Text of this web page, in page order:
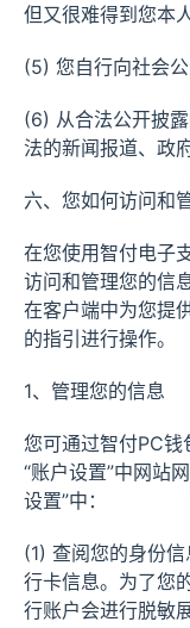
但又很难得到您本
(5) 您自行向社会公
(6) 从合法公开披
法的新闻报道、政
六、您如何访问和
在您使用智付电子
访问和管理您的信
在客户端中为您提
的指引进行操作。
1、管理您的信息
您可通过智付PC
“账户设置”中网站
设置”中：
(1) 查阅您的身份
行卡信息。为了您
行账户会进行脱敏展